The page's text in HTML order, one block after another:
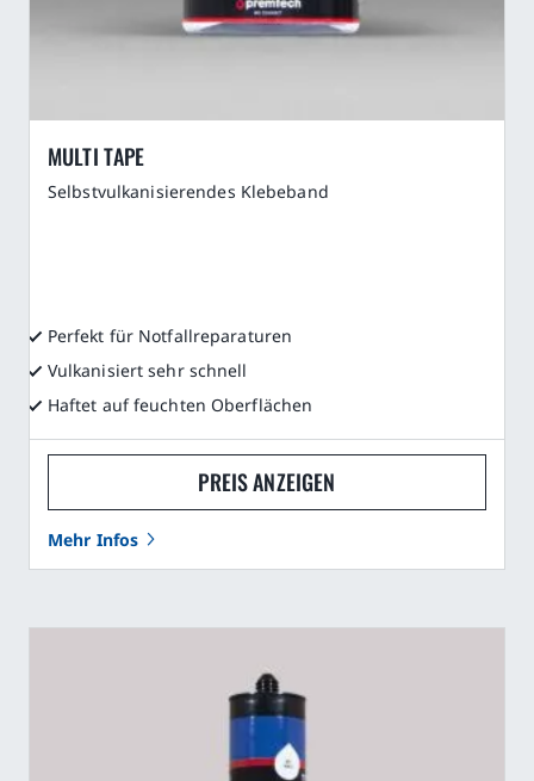
MULTI TAPE
Selbstvulkanisierendes Klebeband
Perfekt für Notfallreparaturen
Vulkanisiert sehr schnell
Haftet auf feuchten Oberflächen
PREIS ANZEIGEN
Mehr Infos